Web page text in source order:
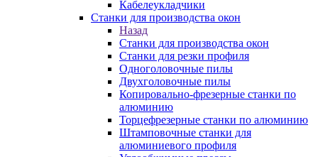
Кабелеукладчики
Станки для производства окон
Назад
Станки для производства окон
Станки для резки профиля
Одноголовочные пилы
Двухголовочные пилы
Копировально-фрезерные станки по
алюминию
Торцефрезерные станки по алюминию
Штамповочные станки для
алюминиевого профиля